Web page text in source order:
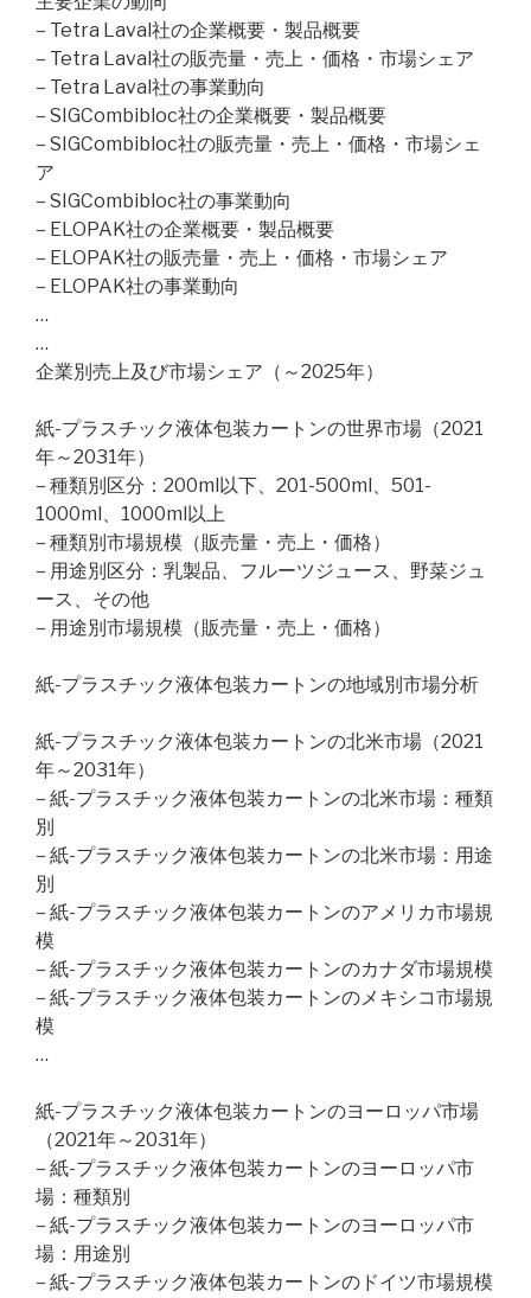
– Tetra Laval社の企業概要・製品概要
– Tetra Laval社の販売量・売上・価格・市場シェア
– Tetra Laval社の事業動向
– SIGCombibloc社の企業概要・製品概要
– SIGCombibloc社の販売量・売上・価格・市場シェ
ア
– SIGCombibloc社の事業動向
– ELOPAK社の企業概要・製品概要
– ELOPAK社の販売量・売上・価格・市場シェア
– ELOPAK社の事業動向
…
…
企業別売上及び市場シェア（～2025年）
紙-プラスチック液体包装カートンの世界市場（2021
年～2031年）
– 種類別区分：200ml以下、201-500ml、501-
1000ml、1000ml以上
– 種類別市場規模（販売量・売上・価格）
– 用途別区分：乳製品、フルーツジュース、野菜ジュ
ース、その他
– 用途別市場規模（販売量・売上・価格）
紙-プラスチック液体包装カートンの地域別市場分析
紙-プラスチック液体包装カートンの北米市場（2021
年～2031年）
– 紙-プラスチック液体包装カートンの北米市場：種類
別
– 紙-プラスチック液体包装カートンの北米市場：用途
別
– 紙-プラスチック液体包装カートンのアメリカ市場規
模
– 紙-プラスチック液体包装カートンのカナダ市場規模
– 紙-プラスチック液体包装カートンのメキシコ市場規
模
…
紙-プラスチック液体包装カートンのヨーロッパ市場
（2021年～2031年）
– 紙-プラスチック液体包装カートンのヨーロッパ市
場：種類別
– 紙-プラスチック液体包装カートンのヨーロッパ市
場：用途別
– 紙-プラスチック液体包装カートンのドイツ市場規模